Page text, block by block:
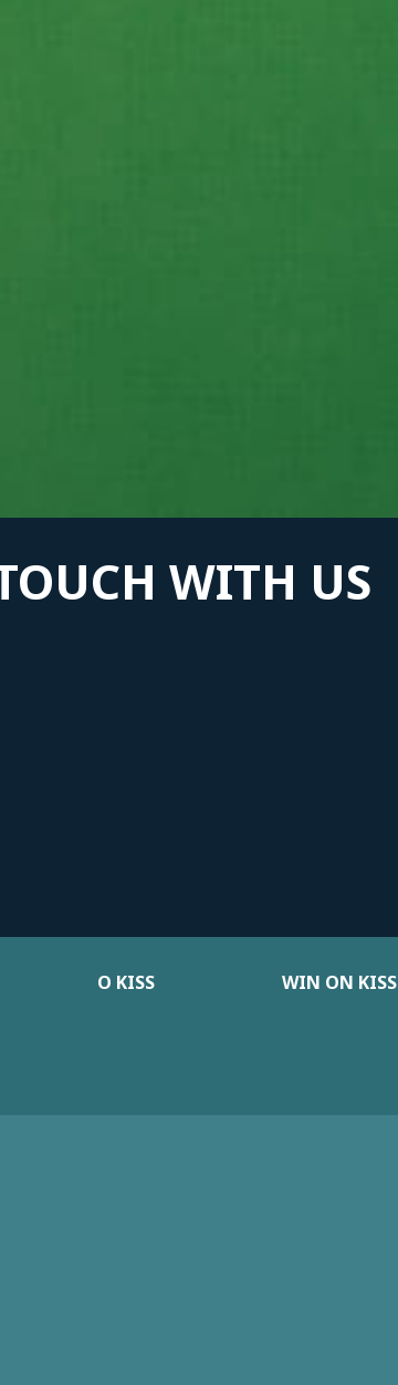
WITH US
Ο KISS WIN ON KISS